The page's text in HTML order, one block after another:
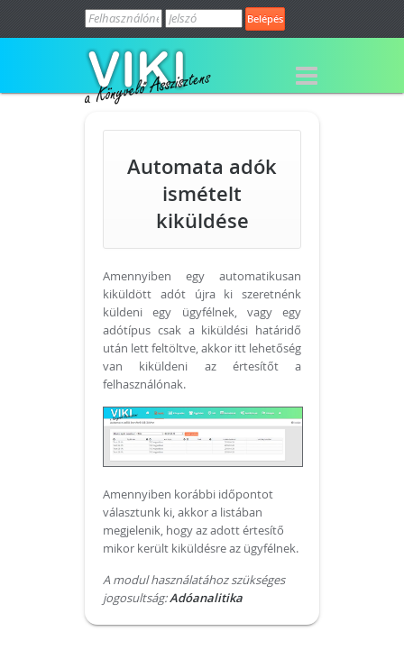
Hívj minket (H-P: 9-15h):
5494
Automata adók
ismételt
kiküldése
Amennyiben egy automatikusan
kiküldött adót újra ki szeretnénk
küldeni egy ügyfélnek, vagy egy
adótípus csak a kiküldési határidő
után lett feltöltve, akkor itt lehetőség
van kiküldeni az értesítőt a
felhasználónak.
Amennyiben korábbi időpontot
választunk ki, akkor a listában
megjelenik, hogy az adott értesítő
mikor került kiküldésre az ügyfélnek.
A modul használatához szükséges
jogosultság:Adóanalitika